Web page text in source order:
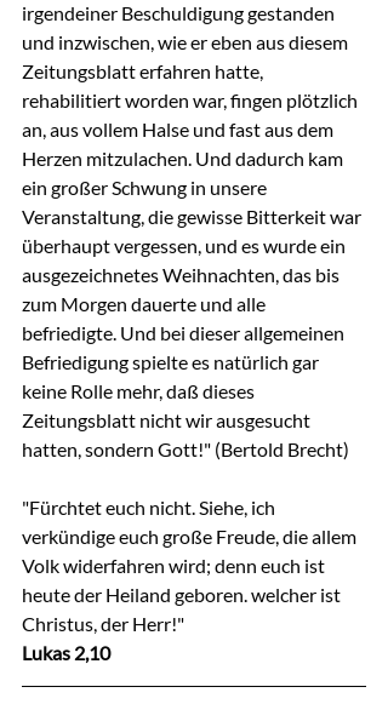
irgendeiner Beschuldigung gestanden
und inzwischen, wie er eben aus diesem
Zeitungsblatt erfahren hatte,
rehabilitiert worden war, fingen plötzlich
an, aus vollem Halse und fast aus dem
Herzen mitzulachen. Und dadurch kam
ein großer Schwung in unsere
Veranstaltung, die gewisse Bitterkeit war
überhaupt vergessen, und es wurde ein
ausgezeichnetes Weihnachten, das bis
zum Morgen dauerte und alle
befriedigte. Und bei dieser allgemeinen
Befriedigung spielte es natürlich gar
keine Rolle mehr, daß dieses
Zeitungsblatt nicht wir ausgesucht
hatten, sondern Gott!" (Bertold Brecht)
"Fürchtet euch nicht. Siehe, ich
verkündige euch große Freude, die allem
Volk widerfahren wird; denn euch ist
heute der Heiland geboren. welcher ist
Christus, der Herr!"
Lukas 2,10